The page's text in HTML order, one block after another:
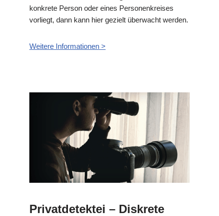
konkrete Person oder eines Personenkreises
vorliegt, dann kann hier gezielt überwacht werden.
Weitere Informationen >
Privatdetektei – Diskrete